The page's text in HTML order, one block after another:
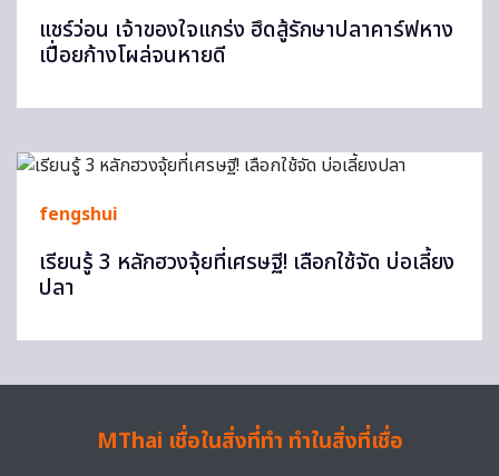
แชร์ว่อน เจ้าของใจแกร่ง ฮึดสู้รักษาปลาคาร์ฟหาง
เปื่อยก้างโผล่จนหายดี
fengshui
เรียนรู้ 3 หลักฮวงจุ้ยที่เศรษฐี! เลือกใช้จัด บ่อเลี้ยง
ปลา
MThai เชื่อในสิ่งที่ทำ ทำในสิ่งที่เชื่อ